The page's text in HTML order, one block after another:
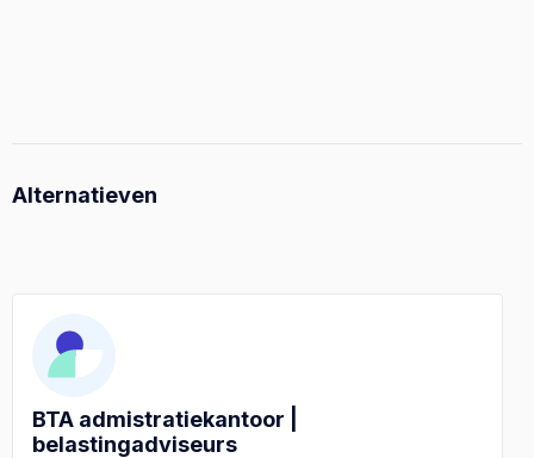
Alternatieven
BTA admistratiekantoor |
belastingadviseurs